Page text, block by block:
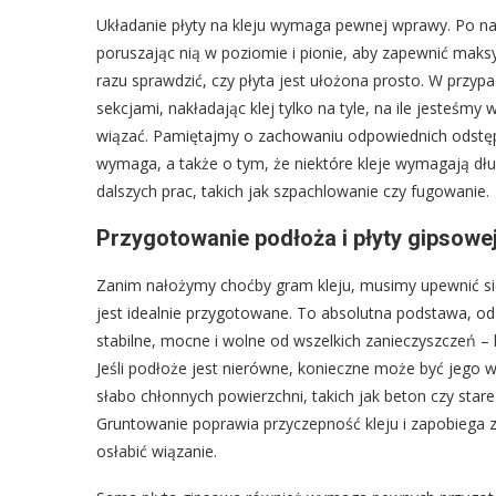
Układanie płyty na kleju wymaga pewnej wprawy. Po
poruszając nią w poziomie i pionie, aby zapewnić
razu sprawdzić, czy płyta jest ułożona prosto. W
sekcjami, nakładając klej tylko na tyle, na ile jesteśmy
wiązać. Pamiętajmy o zachowaniu odpowiednich
wymaga, a także o tym, że niektóre kleje wymagają
dalszych prac, takich jak szpachlowanie czy fugowanie.
Przygotowanie podłoża i płyty
Zanim nałożymy choćby gram kleju, musimy upewnić
jest idealnie przygotowane. To absolutna podstawa,
stabilne, mocne i wolne od wszelkich zanieczyszczeń
Jeśli podłoże jest nierówne, konieczne może być jego
słabo chłonnych powierzchni, takich jak beton czy
Gruntowanie poprawia przyczepność kleju i zapobiega
osłabić wiązanie.